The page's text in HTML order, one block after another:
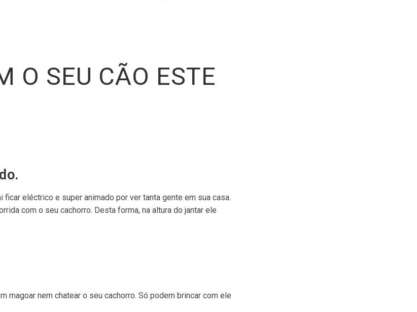
O SEU CÃO ESTE
eléctrico e super animado por ver tanta gente em sua casa.
com o seu cachorro. Desta forma, na altura do jantar ele
magoar nem chatear o seu cachorro. Só podem brincar com ele